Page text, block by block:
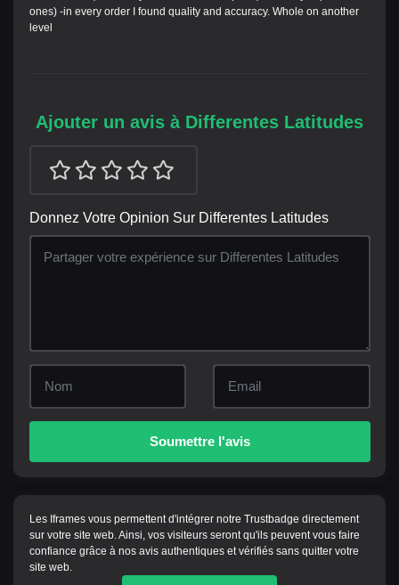
ones) -in every order I found quality and accuracy. Whole on another
level
Ajouter un avis à Differentes Latitudes
Donnez Votre Opinion Sur Differentes Latitudes
Soumettre l'avis
Les Iframes vous permettent d'intégrer notre Trustbadge directement
sur votre site web. Ainsi, vos visiteurs seront qu'ils peuvent vous faire
confiance grâce à nos avis authentiques et vérifiés sans quitter votre
site web.